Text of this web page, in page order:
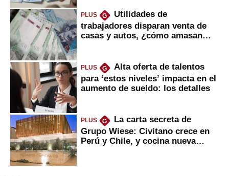
PLUS G
Utilidades de
trabajadores disparan venta de
casas y autos, ¿cómo amasan
PLUS G
Alta oferta de talentos
para ‘estos niveles’ impacta en el
aumento de sueldo: los detalles
PLUS G
La carta secreta de
Grupo Wiese: Civitano crece en
Perú y Chile, y cocina nueva